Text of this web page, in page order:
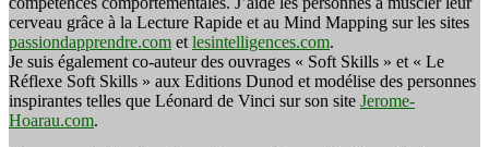
cerveau grâce à la Lecture Rapide et au Mind Mapping sur les sites
passiondapprendre.com et lesintelligences.com.
Je suis également co-auteur des ouvrages « Soft Skills » et « Le
Réflexe Soft Skills » aux Editions Dunod et modélise des personnes
inspirantes telles que Léonard de Vinci sur son site Jerome-
Hoarau.com.